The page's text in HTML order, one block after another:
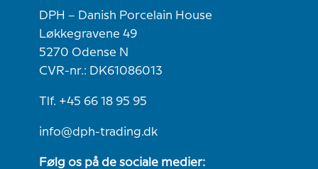
DPH – Danish Porcelain House
Løkkegravene 49
5270 Odense N
CVR-nr.: DK61086013
Tlf. +45 66 18 95 95
info@dph-trading.dk
Følg os på de sociale medier: